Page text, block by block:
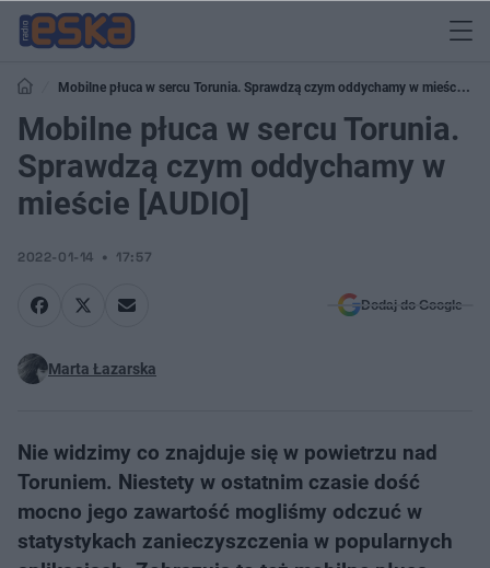
Mobilne płuca w sercu Torunia. Sprawdzą czym oddychamy w mieście
[AUDIO]
Mobilne płuca w sercu Torunia.
Sprawdzą czym oddychamy w
mieście [AUDIO]
2022-01-14 17:57
Dodaj do Google
Marta Łazarska
Nie widzimy co znajduje się w powietrzu nad
Toruniem. Niestety w ostatnim czasie dość
mocno jego zawartość mogliśmy odczuć w
statystykach zanieczyszczenia w popularnych